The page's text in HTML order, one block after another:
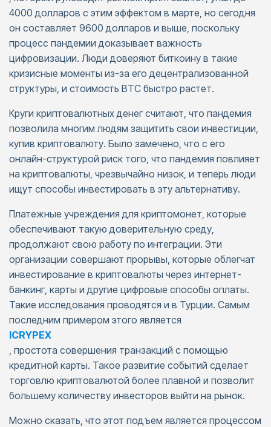
4000 долларов с этим эффектом в марте, но сегодня
он составляет 9600 долларов и выше, поскольку
процесс пандемии доказывает важность
цифровизации. Люди доверяют биткоину в такие
кризисные моменты из-за его децентрализованной
структуры, и стоимость BTC быстро растет.
Круги криптовалютных денег считают, что пандемия
позволила многим людям защитить свои инвестиции,
купив криптовалюту. Было замечено, что с его
онлайн-структурой риск того, что пандемия повлияет
на криптовалюты, чрезвычайно низок, и теперь люди
ищут способы инвестировать в эту альтернативу.
Платежные учреждения для криптомонет, которые
обеспечивают такую доверительную среду,
продолжают свою работу по интеграции. Эти
организации совершают прорывы, которые облегчат
инвестирование в криптовалюты через интернет-
банкинг, карты и другие цифровые способы оплаты.
Такие исследования проводятся и в Турции. Самым
последним примером этого является
ICRYPEX
, простота совершения транзакций с помощью
кредитной карты. Такое развитие событий сделает
торговлю криптовалютой более плавной и позволит
большему количеству инвесторов выйти на рынок.
Можно сказать, что этот подъем является процессом